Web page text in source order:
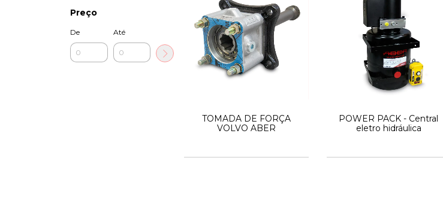
Preço
De Até
TOMADA DE FORÇA
VOLVO ABER
POWER PACK - Central
eletro hidráulica